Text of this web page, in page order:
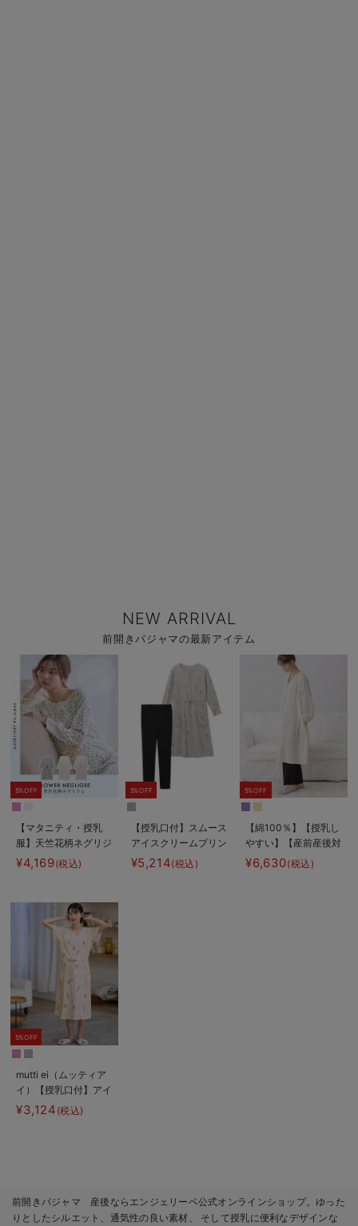
NEW ARRIVAL
前開きパジャマの最新アイテム
5%OFF
【マタニティ・授乳
服】天竺花柄ネグリジ
ェ
¥4,169(税込)
5%OFF
【授乳口付】スムース
アイスクリームプリン
ト×無地パンツ2WAY
パジャマ
¥5,214(税込)
5%OFF
【綿100％】【授乳し
やすい】【産前産後対
応パンツ付き】Wガー
ゼパジャマ＆産前産後
¥6,630(税込)
5%OFF
mutti ei（ムッティア
イ）【授乳口付】アイ
スクリーム柄半袖ネグ
リジェ
¥3,124 (税込)
前開きパジャマ 産後ならエンジェリーベ公式オンラインショップ。ゆった
りとしたシルエット、通気性の良い素材、 そして授乳に便利なデザインな